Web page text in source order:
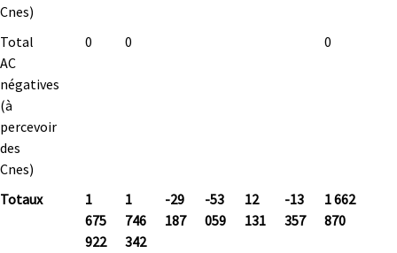
Cnes)
Total
AC
négatives
(à
percevoir
des
Cnes)
0 0 0
Totaux
1
675
922
1
746
342
-29
187
-53
059
12
131
-13
357
1 662
870